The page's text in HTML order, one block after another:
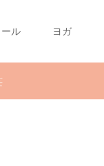
ル ヨガ